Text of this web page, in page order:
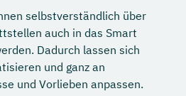
selbstverständlich über
auch in das Smart
Dadurch lassen sich
und ganz an
und Vorlieben anpassen.